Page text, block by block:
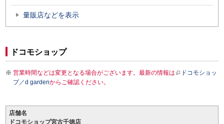
量販店などを表示
ドコモショップ
営業時間などは変更となる場合がございます。最新の情報は
ドコモショッ
プ／d gardenからご確認ください。
店舗名
ドコモショップ宮古千徳店